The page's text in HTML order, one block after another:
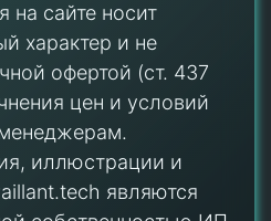
на сайте носит
характер и не
офертой (ст. 437
цен и условий
иллюстрации и
являются